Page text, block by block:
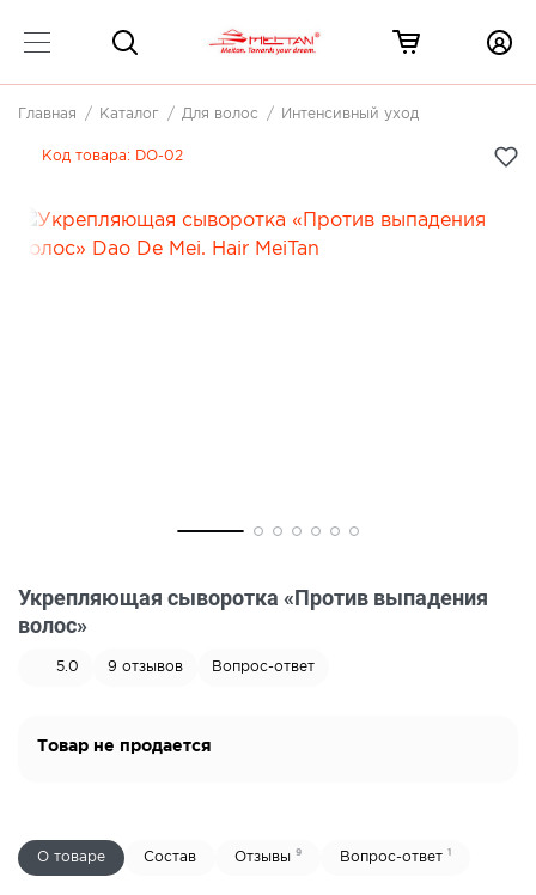
Главная Каталог Для волос Интенсивный уход
Укрепляющая сыворотка «Против выпадения
волос»
5.0 9 отзывов Вопрос-ответ
Код товара: DO-02
Товар не продается
О товаре Состав Отзывы 9 Вопрос-ответ 1